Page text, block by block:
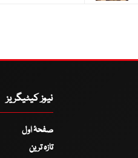
نیوز کیٹیگریز
صفحۂ اول
تازہ ترین